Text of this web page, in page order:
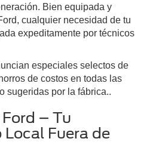
Bien equipada y
cualquier necesidad de tu
expeditamente por técnicos
especiales selectos de
de costos en todas las
sugeridas por la fábrica..
– Tu
Fuera de